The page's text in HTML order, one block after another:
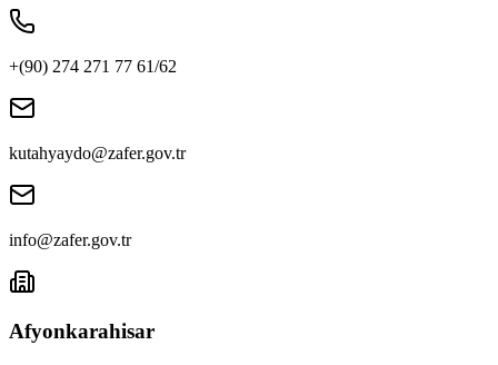
+(90) 274 271 77 61/62
kutahyaydo@zafer.gov.tr
info@zafer.gov.tr
Afyonkarahisar